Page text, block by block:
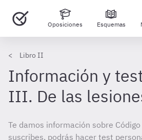
Oposiciones Esquemas
Libro II
Información y
III. De las
Te damos información sobre
suscribes, podrás hacer test